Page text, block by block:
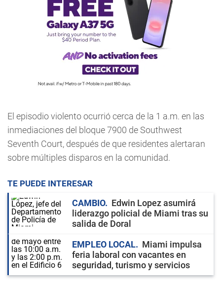
El episodio violento ocurrió cerca de la 1 a.m. en las
inmediaciones del bloque 7900 de Southwest
Seventh Court, después de que residentes alertaran
sobre múltiples disparos en la comunidad.
TE PUEDE INTERESAR
CAMBIO
Edwin Lopez asumirá
liderazgo policial de Miami tras su
salida de Doral
EMPLEO LOCAL
Miami impulsa
feria laboral con vacantes en
seguridad, turismo y servicios